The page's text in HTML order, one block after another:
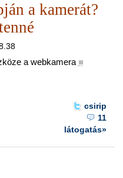
a kamerát?
a webkamera ■
csirip
11
látogatás»